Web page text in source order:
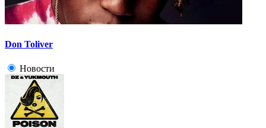
Don Toliver
Новости